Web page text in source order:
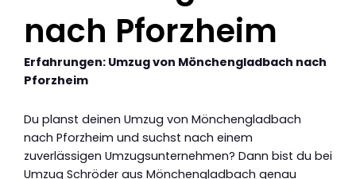
nach Pforzheim
Erfahrungen: Umzug von Mönchengladbach nach
Pforzheim
Du planst deinen Umzug von Mönchengladbach
nach Pforzheim und suchst nach einem
zuverlässigen Umzugsunternehmen? Dann bist du bei
Umzug Schröder aus Mönchengladbach genau